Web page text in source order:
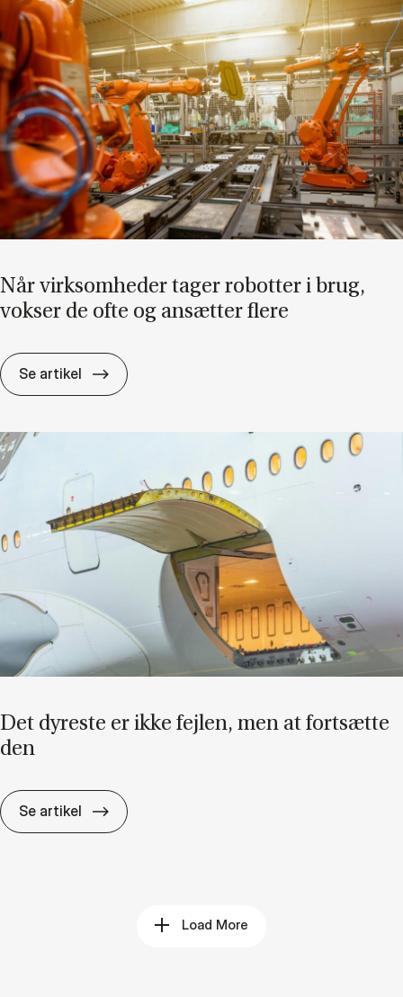
Når virk­som­he­der ta­ger ro­bot­ter i brug,
vok­ser de ofte og an­sæt­ter fle­re
Se artikel Når virk­som­he­der ta­ger ro­bot­ter i brug,
Det dy­re­ste er ikke fejl­en, men at fort­sæt­te
den
Se artikel Det dy­re­ste er ikke fejl­en, men at fort­sæt­te
Load More